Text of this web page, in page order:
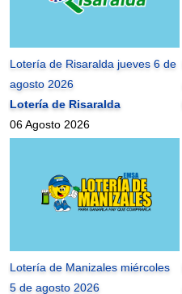
Lotería de Risaralda jueves 6 de
agosto 2026
Lotería de Risaralda
06 Agosto 2026
Lotería de Manizales miércoles
5 de agosto 2026